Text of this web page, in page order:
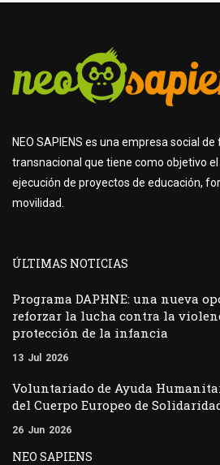
NEO SAPIENS es una empresa social
transnacional que tiene como objetivo
ejecución de proyectos de educación,
movilidad.
ÚLTIMAS NOTICIAS
Programa DAPHNE: una nueva
reforzar la lucha contra la
protección de la infancia
13 Jul 2026
Voluntariado de Ayuda
del Cuerpo Europeo de
26 Jun 2026
NEO SAPIENS